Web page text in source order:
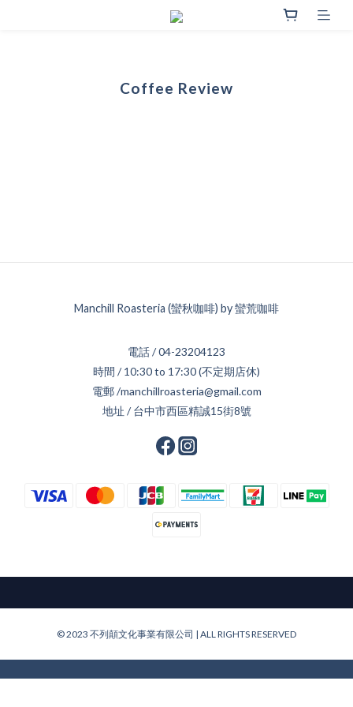
Coffee Review
Manchill Roasteria (蠻秋咖啡) by 蠻荒咖啡
電話 / 04-23204123
時間 / 10:30 to 17:30 (不定期店休)
電郵 /manchillroasteria@gmail.com
地址 / 台中市西區精誠15街8號
© 2023 不列顛文化事業有限公司 | ALL RIGHTS RESERVED